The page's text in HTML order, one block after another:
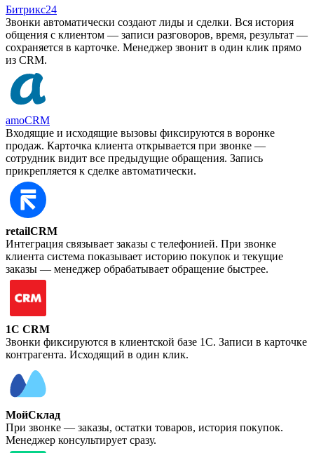
Битрикс24
Звонки автоматически создают лиды и сделки. Вся история
общения с клиентом — записи разговоров, время, результат —
сохраняется в карточке. Менеджер звонит в один клик прямо
из CRM.
amoCRM
Входящие и исходящие вызовы фиксируются в воронке
продаж. Карточка клиента открывается при звонке —
сотрудник видит все предыдущие обращения. Запись
прикрепляется к сделке автоматически.
retailCRM
Интеграция связывает заказы с телефонией. При звонке
клиента система показывает историю покупок и текущие
заказы — менеджер обрабатывает обращение быстрее.
1C CRM
Звонки фиксируются в клиентской базе 1С. Записи в карточке
контрагента. Исходящий в один клик.
МойСклад
При звонке — заказы, остатки товаров, история покупок.
Менеджер консультирует сразу.